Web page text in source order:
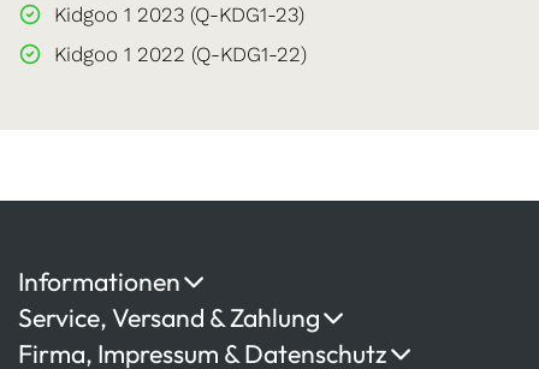
Kidgoo 1 2023 (Q-KDG1-23)
Kidgoo 1 2022 (Q-KDG1-22)
Informationen
Service, Versand & Zahlung
Firma, Impressum & Datenschutz